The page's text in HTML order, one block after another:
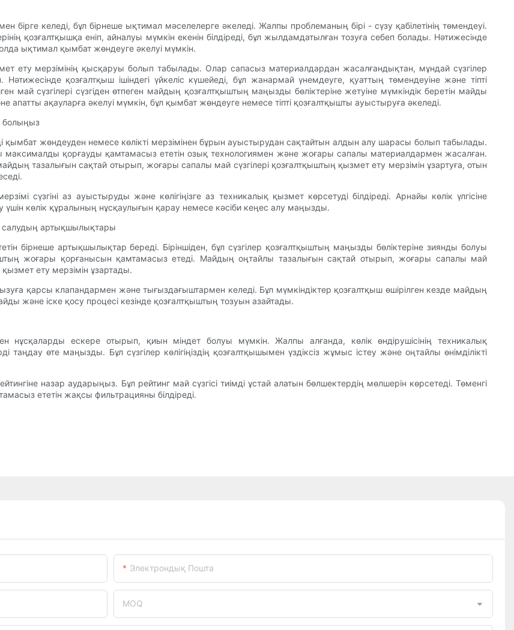
бірге келеді, бұл бірнеше ықтимал мәселелерге әкеледі. Жалпы проблеманың бірі - сүзу қабілетінің төмендеуі.
қозғалтқышқа еніп, айналуы мүмкін екенін білдіреді, бұл жылдамдатылған тозуға себеп болады. Нәтижесінде
ықтимал қымбат жөндеуге әкелуі мүмкін.
ету мерзімінің қысқаруы болып табылады. Олар сапасыз материалдардан жасалғандықтан, мұндай сүзгілер
қозғалтқыш ішіндегі үйкеліс күшейеді, бұл жанармай үнемдеуге, қуаттың төмендеуіне және тіпті
май сүзгілері сүзгіден өтпеген майдың қозғалтқыштың маңызды бөліктеріне жетуіне мүмкіндік беретін майды
апатты ақауларға әкелуі мүмкін, бұл қымбат жөндеуге немесе тіпті қозғалтқышты ауыстыруға әкеледі.
болыңыз
қымбат жөндеуден немесе көлікті мерзімінен бұрын ауыстырудан сақтайтын алдын алу шарасы болып табылады.
максималды қорғауды қамтамасыз ететін озық технологиямен және жоғары сапалы материалдармен жасалған.
тазалығын сақтай отырып, жоғары сапалы май сүзгілері қозғалтқыштың қызмет ету мерзімін ұзартуға, отын
сүзгіні аз ауыстыруды және көлігіңізге аз техникалық қызмет көрсетуді білдіреді. Арнайы көлік үлгісіне
көлік құралының нұсқаулығын қарау немесе кәсіби кеңес алу маңызды.
салудың артықшылықтары
бірнеше артықшылықтар береді. Біріншіден, бұл сүзгілер қозғалтқыштың маңызды бөліктеріне зиянды болуы
жоғары қорғанысын қамтамасыз етеді. Майдың оңтайлы тазалығын сақтай отырып, жоғары сапалы май
ету мерзімін ұзартады.
қарсы клапандармен және тығыздағыштармен келеді. Бұл мүмкіндіктер қозғалтқыш өшірілген кезде майдың
және іске қосу процесі кезінде қозғалтқыштың тозуын азайтады.
нұсқаларды ескере отырып, қиын міндет болуы мүмкін. Жалпы алғанда, көлік өндірушісінің техникалық
таңдау өте маңызды. Бұл сүзгілер көлігіңіздің қозғалтқышымен үздіксіз жұмыс істеу және оңтайлы өнімділікті
назар аударыңыз. Бұл рейтинг май сүзгісі тиімді ұстай алатын бөлшектердің мөлшерін көрсетеді. Төменгі
ететін жақсы фильтрацияны білдіреді.
Электрондық Пошта
MOQ